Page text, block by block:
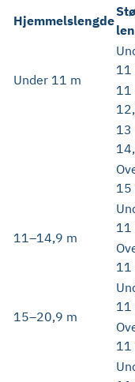
Hjemmelslengde
Under 11 m
11
11
13
15
11–14,9 m
11
11
15–20,9 m
11
11